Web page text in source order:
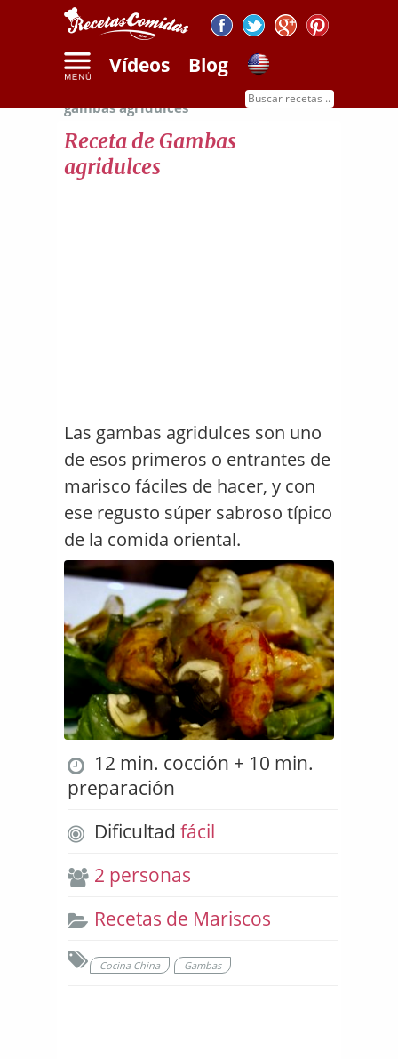
Vídeos Blog
Receta de
gambas agridulces
Receta de Gambas
agridulces
Las gambas agridulces son uno
de esos primeros o entrantes de
marisco fáciles de hacer, y con
ese regusto súper sabroso típico
de la comida oriental.
12 min. cocción + 10 min.
preparación
Dificultad fácil
2 personas
Recetas de Mariscos
Cocina China Gambas